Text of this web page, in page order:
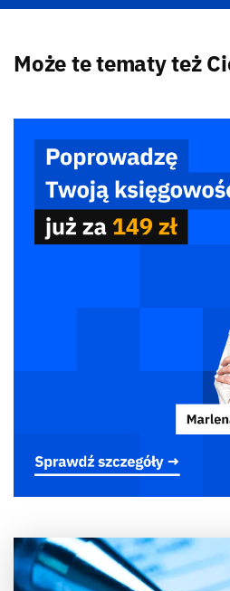
Może te tematy też